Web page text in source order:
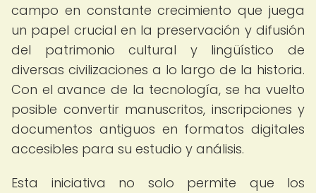
campo en constante crecimiento que juega
un papel crucial en la preservación y difusión
del patrimonio cultural y lingüístico de
diversas civilizaciones a lo largo de la historia.
Con el avance de la tecnología, se ha vuelto
posible convertir manuscritos, inscripciones y
documentos antiguos en formatos digitales
accesibles para su estudio y análisis.
Esta iniciativa no solo permite que los